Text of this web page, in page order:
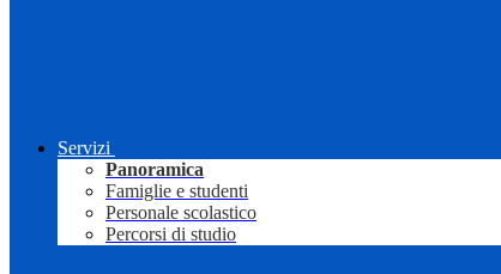
Servizi
Panoramica
Famiglie e studenti
Personale scolastico
Percorsi di studio